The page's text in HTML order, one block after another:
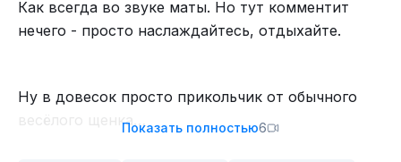
Как всегда во звуке маты. Но тут комментит
нечего - просто наслаждайтесь, отдыхайте.
Ну в довесок просто прикольчик от обычного
весёлого щенка…Показать полностью6